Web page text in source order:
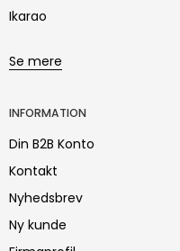
Ikarao
Se mere
INFORMATION
Din B2B Konto
Kontakt
Nyhedsbrev
Ny kunde